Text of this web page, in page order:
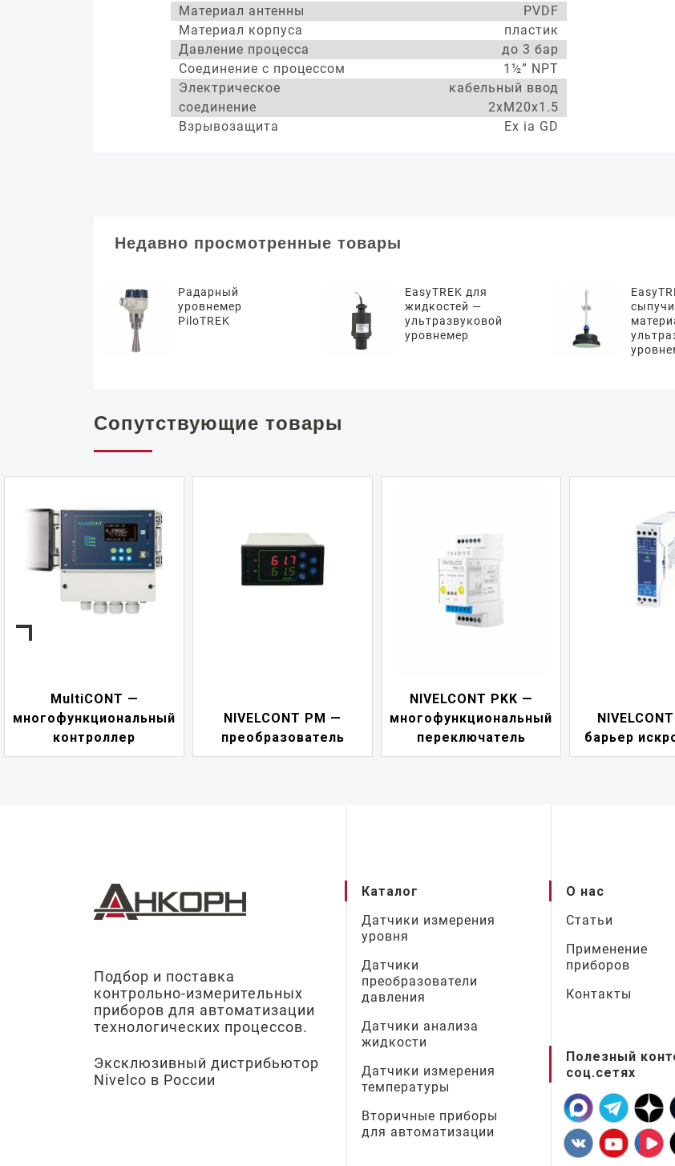
Материал антенны
PVDF
Материал корпуса
пластик
Давление процесса
до 3 бар
Соединение с процессом
1½” NPT
Электрическое
соединение
кабельный ввод
2xM20x1.5
Взрывозащита
Ex ia GD
Недавно просмотренные товары
Радарный
уровнемер
PiloTREK
EasyTREK для
жидкостей —
ультразвуковой
уровнемер
Сопутствующие товары
NIVELCONT PM —
преобразователь
многофункциональный
переключатель
NIVELCONT PGK —
барьер искрозащиты
индикатор
Подбор и поставка
контрольно-измерительных
приборов для автоматизации
технологических процессов.
Эксклюзивный дистрибьютор
Nivelco в России
Каталог
Датчики измерения
уровня
Датчики
преобразователи
давления
Датчики анализа
жидкости
Датчики измерения
температуры
Вторичные приборы
для автоматизации
О нас
Статьи
Применение
приборов
Контакты
Полезный
соц.сетях